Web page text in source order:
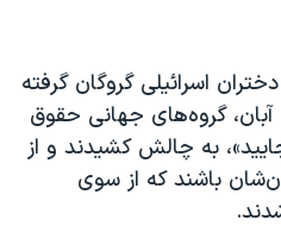
ایران
اسرائیلی گروگان گرفته
شده در غزه، روز دوشنبه ۲۳ آبان، گروه‌های جهانی حقوق
به چالش کشیدند و از
باشند که از سوی